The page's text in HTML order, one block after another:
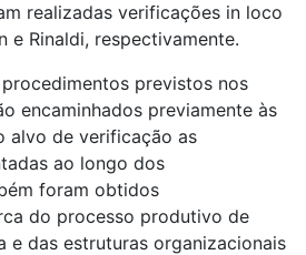
realizadas verificações in loco
e Rinaldi, respectivamente.
previstos nos
encaminhados previamente às
alvo de verificação as
ao longo dos
foram obtidos
do processo produtivo de
e das estruturas organizacionais